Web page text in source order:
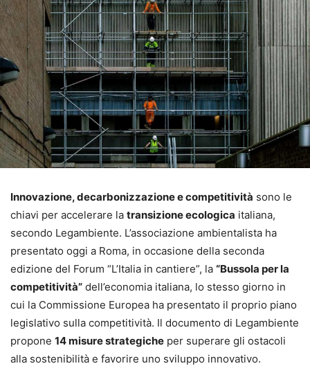
Innovazione, decarbonizzazione e competitività sono le
chiavi per accelerare la transizione ecologica italiana,
secondo Legambiente. L’associazione ambientalista ha
presentato oggi a Roma, in occasione della seconda
edizione del Forum “L’Italia in cantiere”, la “Bussola per la
competitività” dell’economia italiana, lo stesso giorno in
cui la Commissione Europea ha presentato il proprio piano
legislativo sulla competitività. Il documento di Legambiente
propone 14 misure strategiche per superare gli ostacoli
alla sostenibilità e favorire uno sviluppo innovativo.